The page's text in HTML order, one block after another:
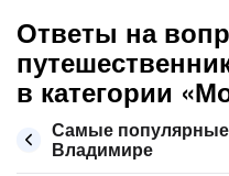
Ответы на
в категории
Самые
Владимире